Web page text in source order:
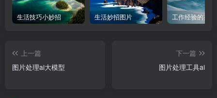
生活技巧小妙招 生活妙招图片 工作经验的英
上一篇
图片处理ai大模型
下一篇
图片处理工具ai